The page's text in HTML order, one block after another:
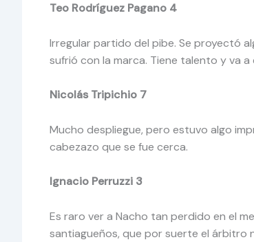
Teo Rodríguez Pagano 4
Irregular partido del pibe. Se proyectó
sufrió con la marca. Tiene talento y va a
Nicolás Tripichio 7
Mucho despliegue, pero estuvo algo
cabezazo que se fue cerca.
Ignacio Perruzzi 3
Es raro ver a Nacho tan perdido en el
santiagueños, que por suerte el árbitro